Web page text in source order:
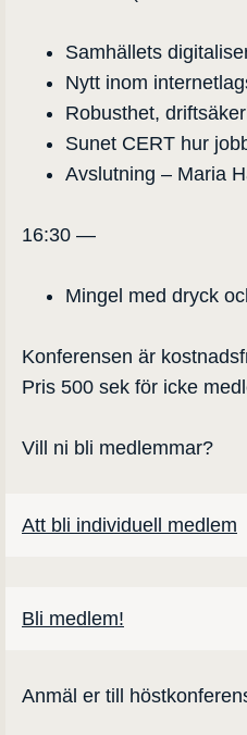
Samhällets
Nytt inom
Robusthet,
Sunet CERT hur
Avslutning – Maria
16:30 —
Mingel med dryck
Konferensen är
Pris 500 sek för icke
Vill ni bli medlemmar?
Att bli individuell medlem
Bli medlem!
Anmäl er till